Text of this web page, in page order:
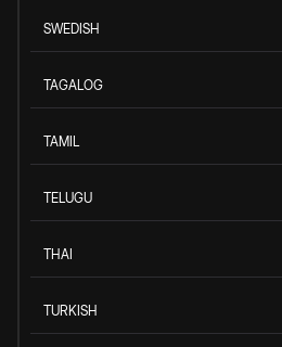
SWEDISH
TAGALOG
TAMIL
TELUGU
THAI
TURKISH